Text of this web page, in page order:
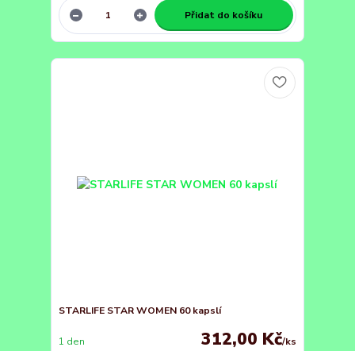
Přidat do košíku
STARLIFE STAR WOMEN 60 kapslí
312,00 Kč/ks
1 den